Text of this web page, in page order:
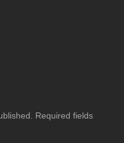
Required fields